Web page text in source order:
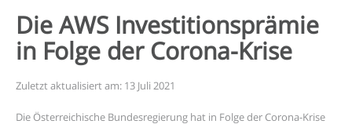
Die AWS Investitionsprämie
in Folge der Corona-Krise
Zuletzt aktualisiert am: 13 Juli 2021
Die Österreichische Bundesregierung hat in Folge der Corona-Krise